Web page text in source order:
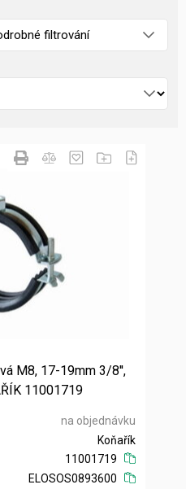
filtrování
M8, 17-19mm 3/8'',
11001719
na objednávku
Koňařík
11001719
ELOSOS0893600